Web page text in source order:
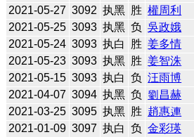
2021-05-27 3092 执黑 胜 權周利
2021-05-25 3093 执黑 负 吳政娥
2021-05-24 3093 执白 胜 姜多情
2021-05-23 3093 执黑 胜 姜智洙
2021-05-15 3093 执白 负 汪雨博
2021-04-07 3094 执黑 负 劉昌赫
2021-03-25 3095 执黑 胜 趙惠連
2021-01-09 3097 执白 负 金彩瑛